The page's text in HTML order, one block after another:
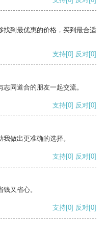
找到最优惠的价格，买到最合适
支持[0] 反对[0]
同道合的朋友一起交流。
支持[0] 反对[0]
做出更准确的选择。
支持[0] 反对[0]
又省心。
支持[0] 反对[0]